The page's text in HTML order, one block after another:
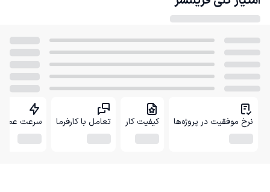
نرخ موفقیت در پروژه‌ها کیفیت کار تعامل با کارفرما سرعت عمل